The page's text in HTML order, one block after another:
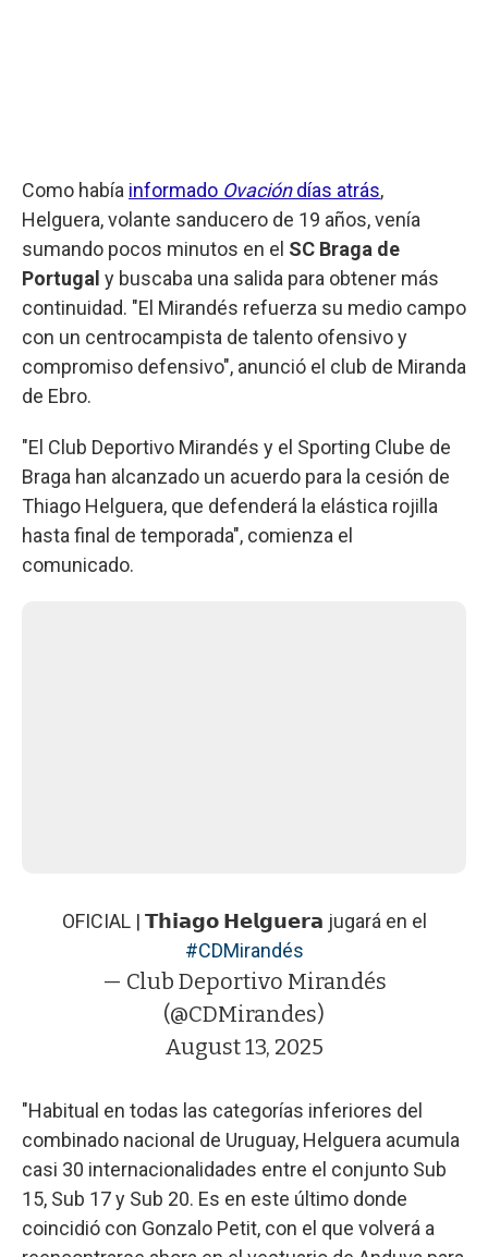
Como había informado Ovacióndías atrás,
Helguera, volante sanducero de 19 años, venía
sumando pocos minutos en el SC Braga de
Portugal y buscaba una salida para obtener más
continuidad. "El Mirandés refuerza su medio campo
con un centrocampista de talento ofensivo y
compromiso defensivo", anunció el club de Miranda
de Ebro.
"El Club Deportivo Mirandés y el Sporting Clube de
Braga han alcanzado un acuerdo para la cesión de
Thiago Helguera, que defenderá la elástica rojilla
hasta final de temporada", comienza el
comunicado.
OFICIAL | 𝗧𝗵𝗶𝗮𝗴𝗼 𝗛𝗲𝗹𝗴𝘂𝗲𝗿𝗮 jugará en el
#CDMirandés
— Club Deportivo Mirandés
(@CDMirandes)
August 13, 2025
"Habitual en todas las categorías inferiores del
combinado nacional de Uruguay, Helguera acumula
casi 30 internacionalidades entre el conjunto Sub
15, Sub 17 y Sub 20. Es en este último donde
coincidió con Gonzalo Petit, con el que volverá a